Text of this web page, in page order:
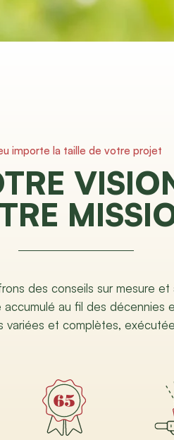
importe la taille de votre projet
des conseils sur mesure
au fil des décennies
variées et complètes,